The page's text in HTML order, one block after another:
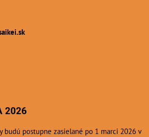
2026
budú postupne zasielané po 1 marci 2026 v